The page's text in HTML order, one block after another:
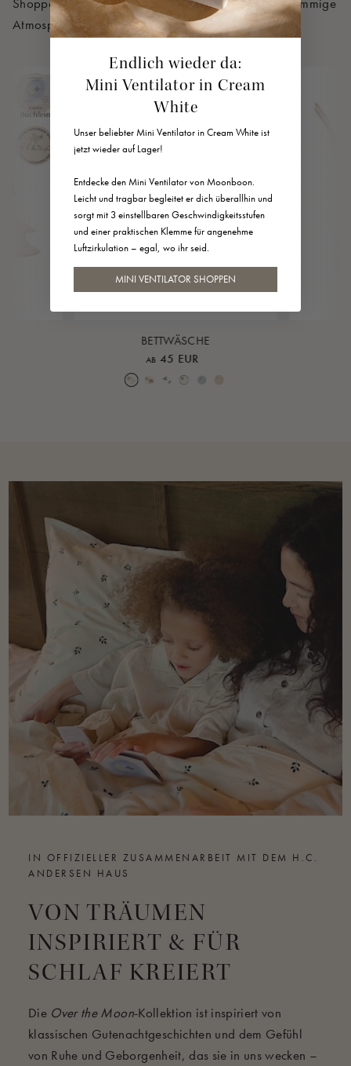
Atmosphäre für das Reich deines kleinen Schatzes.
BETTWÄSCHE
AB 45 EUR
Over the Moon Nature
Over the Moon RoseLeafPiped Nature
Piped Lunar RockPiped Rose Cloud
IN OFFIZIELLER ZUSAMMENARBEIT MIT DEM H.C.
ANDERSEN HAUS
VON TRÄUMEN
INSPIRIERT & FÜR
SCHLAF KREIERT
Die Over the Moon-Kollektion ist inspiriert von
klassischen Gutenachtgeschichten und dem Gefühl
von Ruhe und Geborgenheit, das sie in uns wecken –
Endlich wieder da:
Mini Ventilator in Cream
White
Unser beliebter Mini Ventilator in Cream White ist
jetzt wieder auf Lager!
Entdecke den Mini Ventilator von Moonboon.
Leicht und tragbar begleitet er dich überallhin und
sorgt mit 3 einstellbaren Geschwindigkeitsstufen
und einer praktischen Klemme für angenehme
Luftzirkulation – egal, wo ihr seid.
MINI VENTILATOR SHOPPEN